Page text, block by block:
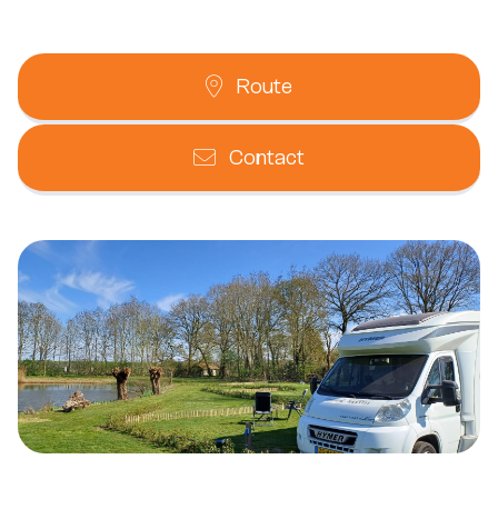
Route
Contact